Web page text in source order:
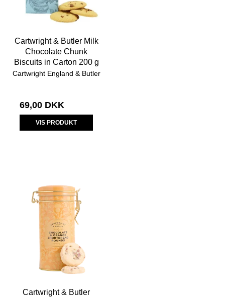
Cartwright & Butler Milk
Chocolate Chunk
Biscuits in Carton 200 g
Cartwright England & Butler
69,00 DKK
VIS PRODUKT
Cartwright & Butler